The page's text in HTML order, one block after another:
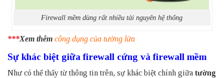
Firewall mềm dùng rất nhiều tài nguyên hệ thống
***Xem thêm công dụng của tường lửa
Sự khác biệt giữa firewall cứng và firewall mềm
Như có thể thấy từ thông tin trên, sự khác biệt chính giữa tường